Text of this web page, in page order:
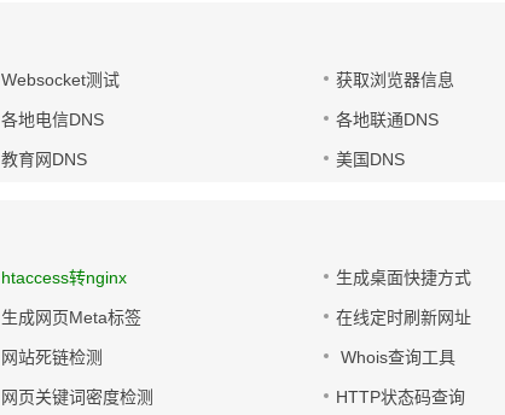
Websocket测试 获取浏览器信息
各地电信DNS 各地联通DNS
教育网DNS 美国DNS
htaccess转nginx 生成桌面快捷方式
生成网页Meta标签 在线定时刷新网址
网站死链检测 Whois查询工具
网页关键词密度检测 HTTP状态码查询